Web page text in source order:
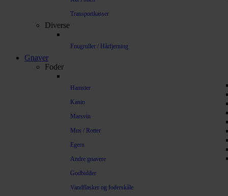
Transportkasser
Diverse
Fnugruller / Hårfjerning
Gnaver
Foder
Hamster
Kanin
Marsvin
Mus / Rotter
Egern
Andre gnavere
Godbidder
Vandflasker og foderskåle